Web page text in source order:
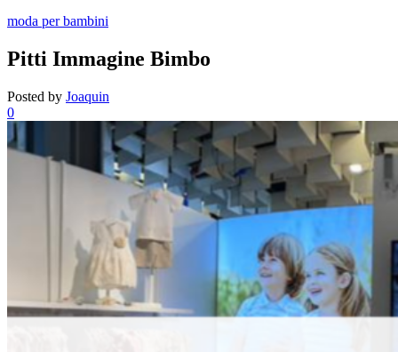
moda per bambini
Pitti Immagine Bimbo
Posted by Joaquin
0